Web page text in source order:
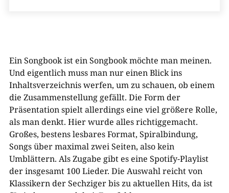
Ein Songbook ist ein Songbook möchte man meinen.
Und eigentlich muss man nur einen Blick ins
Inhaltsverzeichnis werfen, um zu schauen, ob einem
die Zusammenstellung gefällt. Die Form der
Präsentation spielt allerdings eine viel größere Rolle,
als man denkt. Hier wurde alles richtiggemacht.
Großes, bestens lesbares Format, Spiralbindung,
Songs über maximal zwei Seiten, also kein
Umblättern. Als Zugabe gibt es eine Spotify-Playlist
der insgesamt 100 Lieder. Die Auswahl reicht von
Klassikern der Sechziger bis zu aktuellen Hits, da ist